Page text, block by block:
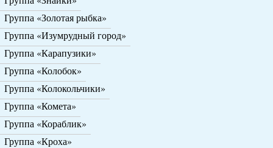
Группа «Золотая рыбка»
Группа «Изумрудный город»
Группа «Карапузики»
Группа «Колобок»
Группа «Колокольчики»
Группа «Комета»
Группа «Кораблик»
Группа «Кроха»